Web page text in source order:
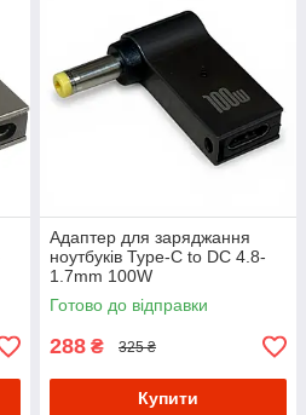
Адаптер для заряджання
ноутбуків Type-C to DC 4.8-
1.7mm 100W
Готово до відправки
288 ₴ 325 ₴
Купити